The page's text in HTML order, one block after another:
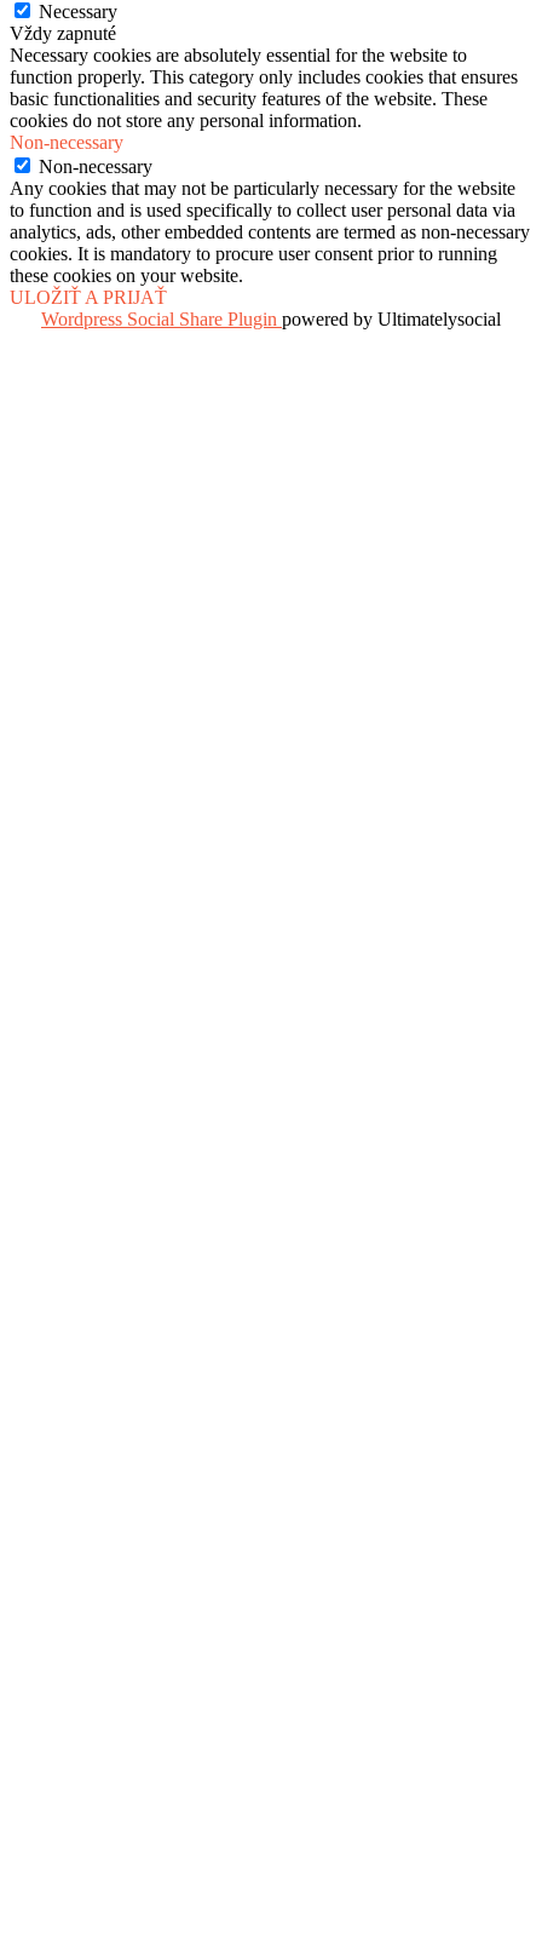
Necessary
Vždy zapnuté
Necessary cookies are absolutely essential for the website to
function properly. This category only includes cookies that ensures
basic functionalities and security features of the website. These
cookies do not store any personal information.
Non-necessary
Non-necessary
Any cookies that may not be particularly necessary for the website
to function and is used specifically to collect user personal data via
analytics, ads, other embedded contents are termed as non-necessary
cookies. It is mandatory to procure user consent prior to running
these cookies on your website.
ULOŽIŤ A PRIJAŤ
Wordpress Social Share Plugin powered by Ultimatelysocial